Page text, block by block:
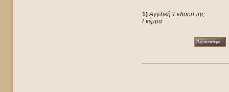
1) Αγγλική Έκδοση της
Γκέμμα